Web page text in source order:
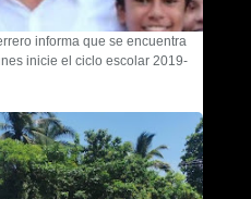
informa que se encuentra
inicie el ciclo escolar 2019-